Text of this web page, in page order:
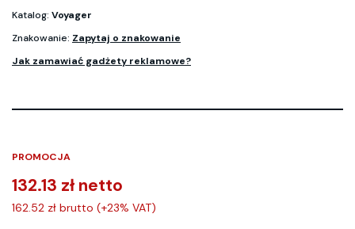
Katalog: Voyager
Znakowanie: Zapytaj o znakowanie
Jak zamawiać gadżety reklamowe?
PROMOCJA
132.13 zł netto
162.52 zł brutto (+23% VAT)